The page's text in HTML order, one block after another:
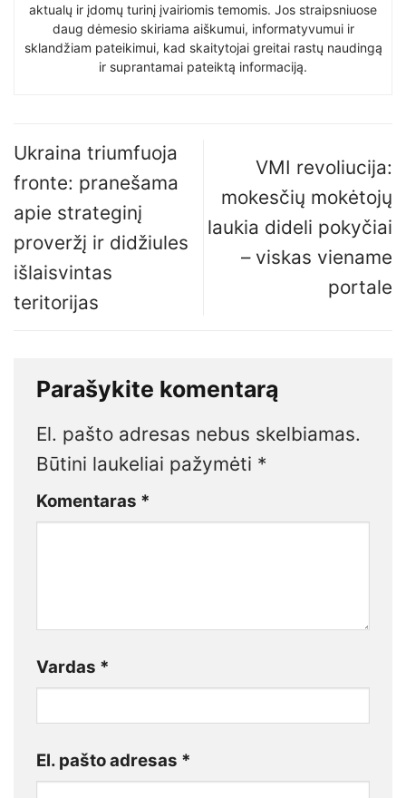
aktualų ir įdomų turinį įvairiomis temomis. Jos straipsniuose
daug dėmesio skiriama aiškumui, informatyvumui ir
sklandžiam pateikimui, kad skaitytojai greitai rastų naudingą
ir suprantamai pateiktą informaciją.
Ukraina triumfuoja
fronte: pranešama
apie strateginį
proveržį ir didžiules
išlaisvintas
teritorijas
VMI revoliucija:
mokesčių mokėtojų
laukia dideli pokyčiai
– viskas viename
portale
Parašykite komentarą
El. pašto adresas nebus skelbiamas.
Būtini laukeliai pažymėti *
Komentaras *
Vardas *
El. pašto adresas *